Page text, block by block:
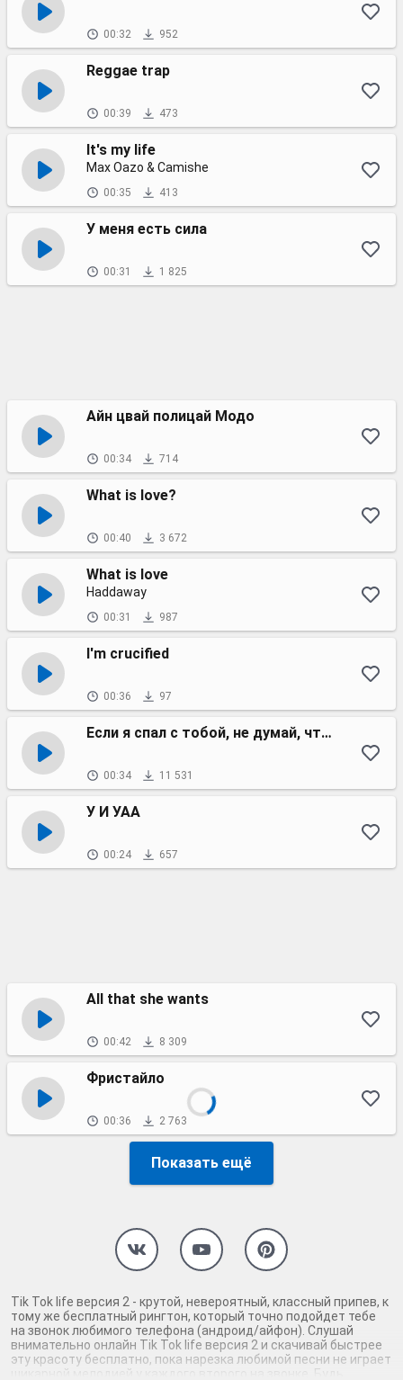
00:32 952
Reggae trap
00:39 473
It's my life
Max Oazo & Camishe
00:35 413
У меня есть сила
00:31 1 825
Айн цвай полицай Модо
00:34 714
What is love?
00:40 3 672
What is love
Haddaway
00:31 987
I'm crucified
00:36 97
Если я спал с тобой, не думай, что я твой
00:34 11 531
У И УАА
00:24 657
All that she wants
00:42 8 309
Фристайло
00:36 2 763
Показать ещё
Tik Tok life версия 2 - крутой, невероятный, классный припев, к
тому же бесплатный рингтон, который точно подойдет тебе
на звонок любимого телефона (андроид/айфон). Слушай
внимательно онлайн Tik Tok life версия 2 и скачивай быстрее
эту красоту бесплатно, пока нарезка любимой песни не играет
шикарной мелодией у каждого второго на звонке. Будь